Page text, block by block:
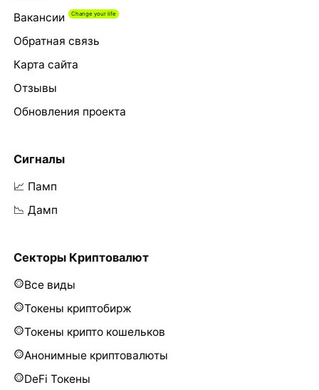
Вакансии
Обратная связь
Карта сайта
Отзывы
Обновления проекта
Сигналы
📈 Памп
📉 Дамп
Секторы Криптовалют
Все виды
Токены криптобирж
Токены крипто кошельков
Анонимные криптовалюты
DeFi Токены